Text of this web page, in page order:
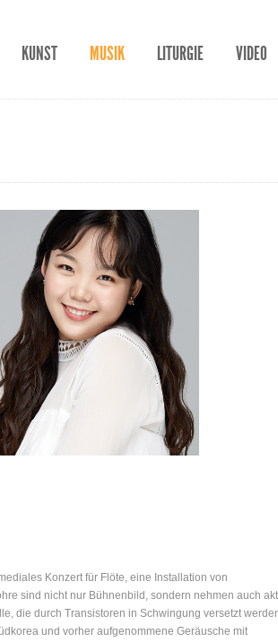
KUNST MUSIK LITURGIE VIDEO
Konzert für Flöte, eine Installation von
sind nicht nur Bühnenbild, sondern nehmen auch
die durch Transistoren in Schwingung versetzt
und vorher aufgenommene Geräusche mit